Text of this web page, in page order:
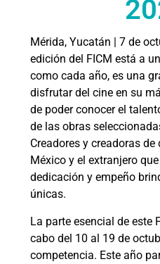
Mérida, Yucatán | 7 de
edición del FICM está a
como cada año, es una
disfrutar del cine en su
de poder conocer el
de las obras
Creadores y creadoras
México y el extranjero
dedicación y empeño
únicas.
La parte esencial de este
cabo del 10 al 19 de
competencia. Este año